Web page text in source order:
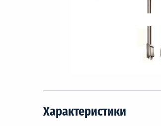
Характеристики